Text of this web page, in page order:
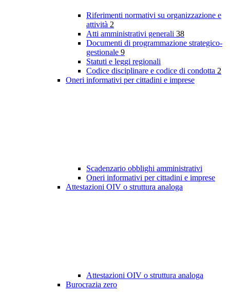
Riferimenti normativi su organizzazione e
attività 2
Atti amministrativi generali 38
Documenti di programmazione strategico-
gestionale 9
Statuti e leggi regionali
Codice disciplinare e codice di condotta 2
Oneri informativi per cittadini e imprese
Scadenzario obblighi amministrativi
Oneri informativi per cittadini e imprese
Attestazioni OIV o struttura analoga
Attestazioni OIV o struttura analoga
Burocrazia zero